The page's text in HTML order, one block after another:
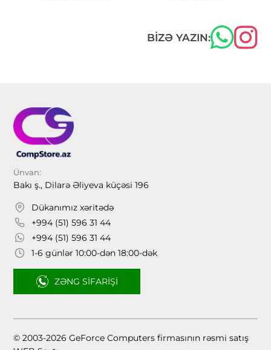
BIZƏ YAZIN:
Ünvan:
Bakı ş., Dilarə Əliyeva küçəsi 196
Dükanımız xəritədə
+994 (51) 596 31 44
+994 (51) 596 31 44
1-6 günlər 10:00-dən 18:00-dək
ZƏNG SIFARIŞI
© 2003-2026 GeForce Computers firmasının rəsmi satış